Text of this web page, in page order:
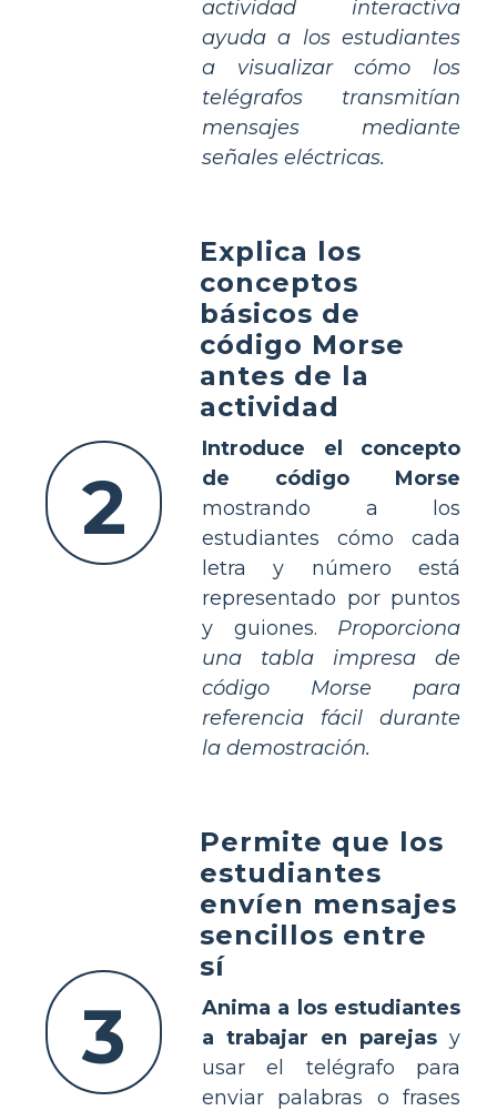
actividad interactiva
ayuda a los estudiantes
a visualizar cómo los
telégrafos transmitían
mensajes mediante
señales eléctricas.
2
Explica los
conceptos
básicos de
código Morse
antes de la
actividad
Introduce el concepto
de código Morse
mostrando a los
estudiantes cómo cada
letra y número está
representado por puntos
y guiones. Proporciona
una tabla impresa de
código Morse para
referencia fácil durante
la demostración.
3
Permite que los
estudiantes
envíen mensajes
sencillos entre
sí
Anima a los estudiantes
a trabajar en parejas y
usar el telégrafo para
enviar palabras o frases